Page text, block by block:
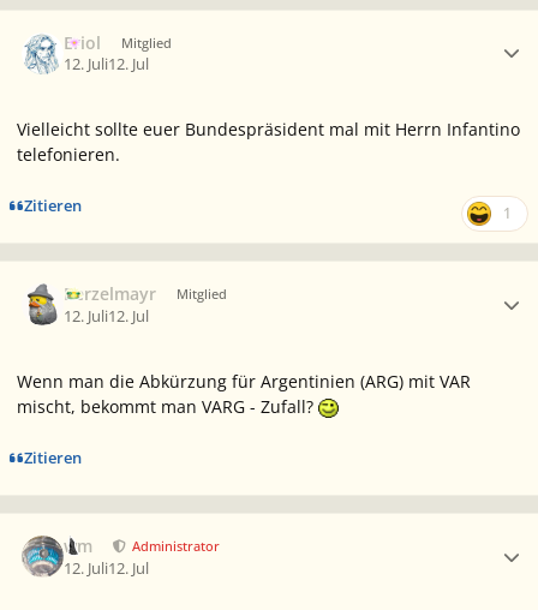
Eriol Mitglied
12. Juli12. Jul
Vielleicht sollte euer Bundespräsident mal mit Herrn Infantino
telefonieren.
Zitieren 1
Berzelmayr Mitglied
12. Juli12. Jul
Wenn man die Abkürzung für Argentinien (ARG) mit VAR
mischt, bekommt man VARG - Zufall?
Zitieren
wm Administrator
12. Juli12. Jul